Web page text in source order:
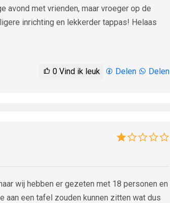
avond met vrienden, maar vroeger op de
inrichting en lekkerder tappas! Helaas
0 Vind ik leuk Delen Delen
wij hebben er gezeten met 18 personen en
aan een tafel zouden kunnen zitten wat dus